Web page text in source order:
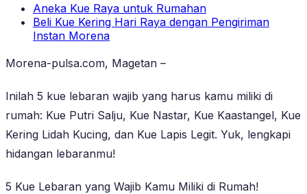
Aneka Kue Raya untuk Rumahan
Beli Kue Kering Hari Raya dengan Pengiriman
Instan Morena
Morena-pulsa.com, Magetan –
Inilah 5 kue lebaran wajib yang harus kamu miliki di
rumah: Kue Putri Salju, Kue Nastar, Kue Kaastangel, Kue
Kering Lidah Kucing, dan Kue Lapis Legit. Yuk, lengkapi
hidangan lebaranmu!
5 Kue Lebaran yang Wajib Kamu Miliki di Rumah!